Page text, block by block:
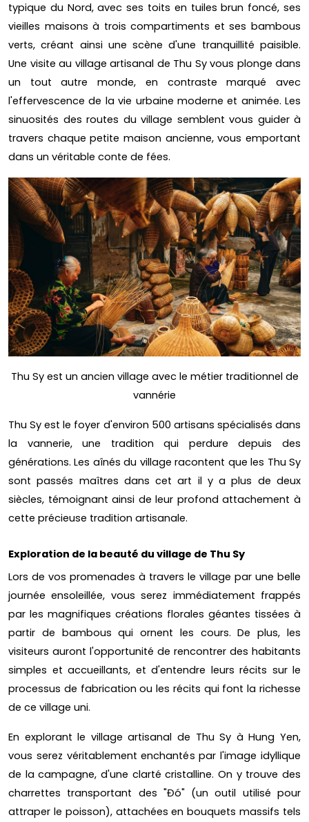
typique du Nord, avec ses toits en tuiles brun foncé, ses
vieilles maisons à trois compartiments et ses bambous
verts, créant ainsi une scène d'une tranquillité paisible.
Une visite au village artisanal de Thu Sy vous plonge dans
un tout autre monde, en contraste marqué avec
l'effervescence de la vie urbaine moderne et animée. Les
sinuosités des routes du village semblent vous guider à
travers chaque petite maison ancienne, vous emportant
dans un véritable conte de fées.
Thu Sy est un ancien village avec le métier traditionnel de
vannérie
Thu Sy est le foyer d'environ 500 artisans spécialisés dans
la vannerie, une tradition qui perdure depuis des
générations. Les aînés du village racontent que les Thu Sy
sont passés maîtres dans cet art il y a plus de deux
siècles, témoignant ainsi de leur profond attachement à
cette précieuse tradition artisanale.
Exploration de la beauté du village de Thu Sy
Lors de vos promenades à travers le village par une belle
journée ensoleillée, vous serez immédiatement frappés
par les magnifiques créations florales géantes tissées à
partir de bambous qui ornent les cours. De plus, les
visiteurs auront l'opportunité de rencontrer des habitants
simples et accueillants, et d'entendre leurs récits sur le
processus de fabrication ou les récits qui font la richesse
de ce village uni.
En explorant le village artisanal de Thu Sy à Hung Yen,
vous serez véritablement enchantés par l'image idyllique
de la campagne, d'une clarté cristalline. On y trouve des
charrettes transportant des "Đó" (un outil utilisé pour
attraper le poisson), attachées en bouquets massifs tels